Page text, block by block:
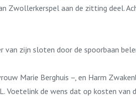
Zwollerkerspel aan de zitting deel.
zijn sloten door de spoorbaan
Marie Berghuis –, en Harm
de wens dat op kosten van